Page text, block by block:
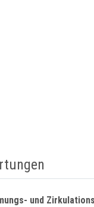
und